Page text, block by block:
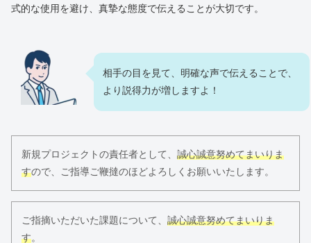
式的な使用を避け、真摯な態度で伝えることが大切です。
相手の目を見て、明確な声で伝えることで、
より説得力が増しますよ！
新規プロジェクトの責任者として、 誠心誠意努めてまいりま
すので、ご指導ご鞭撻のほどよろしくお願いいたします。
ご指摘いただいた課題について、 誠心誠意努めてまいりま
す。